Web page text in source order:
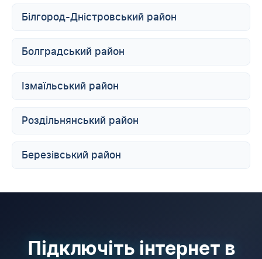
Білгород-Дністровський район
Болградський район
Ізмаїльський район
Роздільнянський район
Березівський район
Підключіть інтернет в